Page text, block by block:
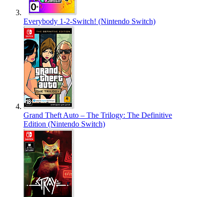
Everybody 1-2-Switch! (Nintendo Switch)
Grand Theft Auto – The Trilogy: The Definitive
Edition (Nintendo Switch)